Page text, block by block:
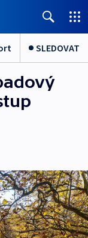
SLEDOVAT